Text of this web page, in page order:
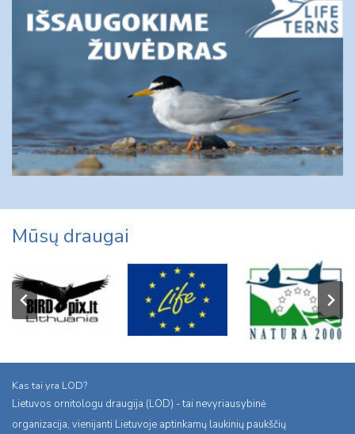
Mūsų draugai
Kas tai yra LOD?
Lietuvos ornitologu draugija (LOD) - tai nevyriausybinė
organizacija, vienijanti Lietuvoje aptinkamų laukinių paukščių